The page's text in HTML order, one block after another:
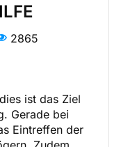
2865
ist das Ziel
Gerade bei
Eintreffen der